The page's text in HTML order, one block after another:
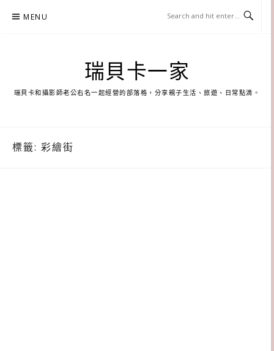
MENU
瑞貝卡一家
瑞貝卡和攝影師老公右名一起經營的部落格，分享親子生活、旅遊、日常點滴。
標籤: 彩繪街